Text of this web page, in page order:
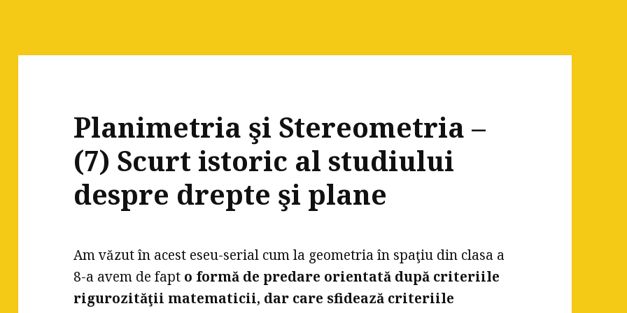
Planimetria şi Stereometria –
(7) Scurt istoric al studiului
despre drepte şi plane
Am văzut în acest eseu-serial cum la geometria în spaţiu din clasa a
8-a avem de fapt o formă de predare orientată după criteriile
rigurozităţii matematicii, dar care sfidează criteriile